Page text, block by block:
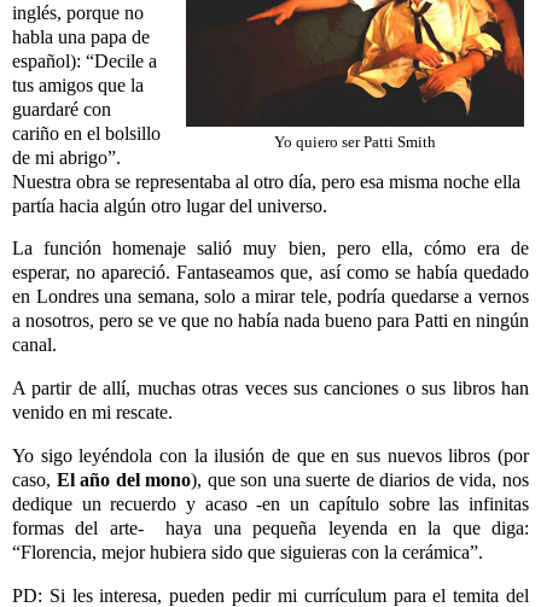
Yo quiero ser Patti Smith
inglés, porque no
habla una papa de
español): “Decile a
tus amigos que la
guardaré con
cariño en el bolsillo
de mi abrigo”.
Nuestra obra se representaba al otro día, pero esa misma noche ella
partía hacia algún otro lugar del universo.
La función homenaje salió muy bien, pero ella, cómo era de
esperar, no apareció. Fantaseamos que, así como se había quedado
en Londres una semana, solo a mirar tele, podría quedarse a vernos
a nosotros, pero se ve que no había nada bueno para Patti en ningún
canal.
A partir de allí, muchas otras veces sus canciones o sus libros han
venido en mi rescate.
Yo sigo leyéndola con la ilusión de que en sus nuevos libros (por
caso, El año del mono), que son una suerte de diarios de vida, nos
dedique un recuerdo y acaso -en un capítulo sobre las infinitas
formas del arte- haya una pequeña leyenda en la que diga:
“Florencia, mejor hubiera sido que siguieras con la cerámica”.
PD: Si les interesa, pueden pedir mi currículum para el temita del